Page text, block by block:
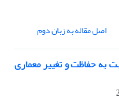
اصل مقاله به زبان دوم
به حفاظت و تغییر معماری